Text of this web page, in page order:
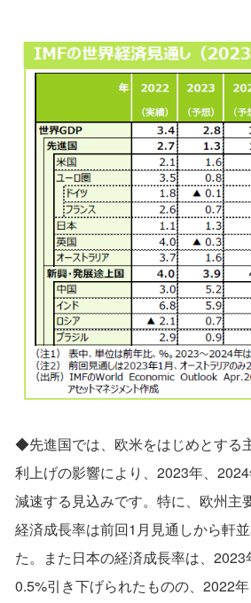
◆先進国では、欧米をはじめとする
利上げの影響により、2023年、
減速する見込みです。特に、欧州主
経済成長率は前回1月見通しから軒
た。また日本の経済成長率は、
0.5%引き下げられたものの、2022